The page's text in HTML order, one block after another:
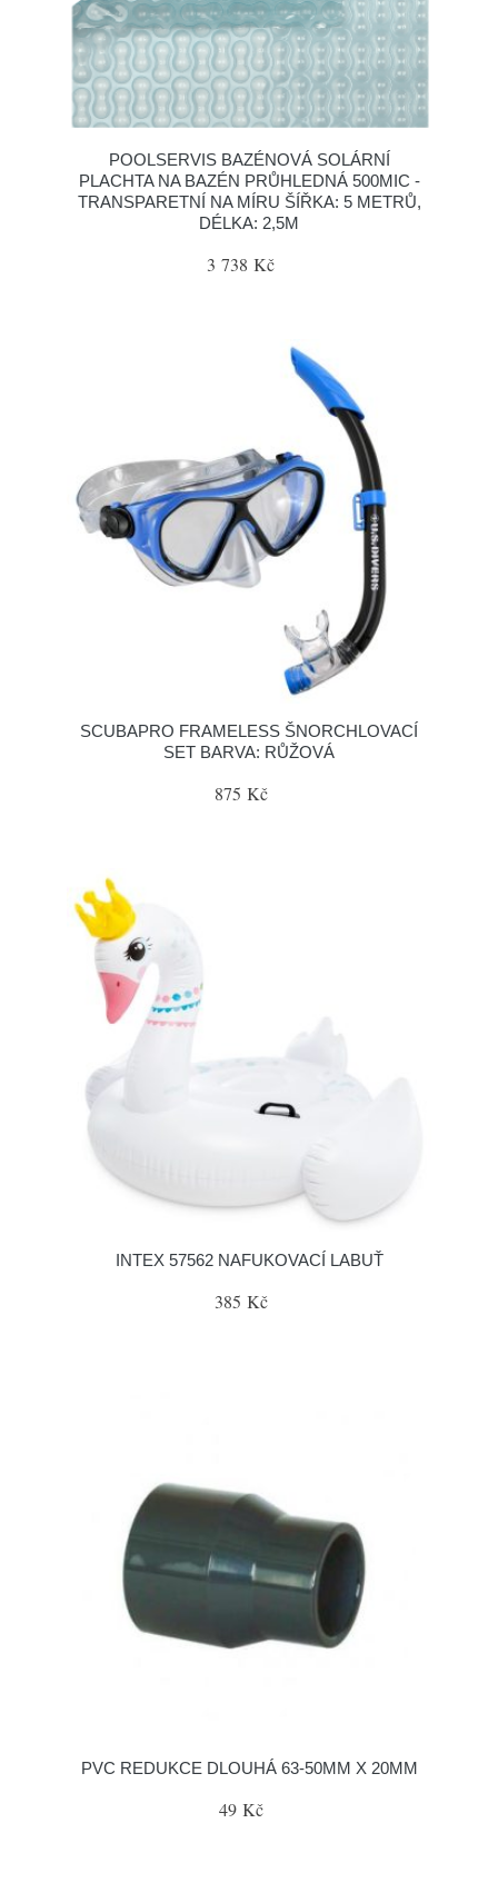
POOLSERVIS BAZÉNOVÁ SOLÁRNÍ
PLACHTA NA BAZÉN PRŮHLEDNÁ 500MIC -
TRANSPARETNÍ NA MÍRU ŠÍŘKA: 5 METRŮ,
DÉLKA: 2,5M
3 738 Kč
SCUBAPRO FRAMELESS ŠNORCHLOVACÍ
SET BARVA: RŮŽOVÁ
875 Kč
INTEX 57562 NAFUKOVACÍ LABUŤ
385 Kč
PVC REDUKCE DLOUHÁ 63-50MM X 20MM
49 Kč